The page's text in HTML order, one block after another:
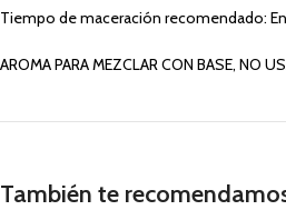
Tiempo de maceración recomendado:
AROMA PARA MEZCLAR CON BASE, NO
También te